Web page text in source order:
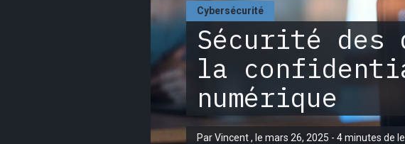
Cybersécurité
Sécurité des
la
numérique
Par Vincent , le mars 26, 2025 - 4 minutes de